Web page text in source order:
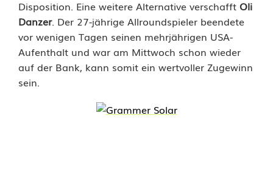
Disposition. Eine weitere Alternative verschafft Oli
Danzer. Der 27-jährige Allroundspieler beendete
vor wenigen Tagen seinen mehrjährigen USA-
Aufenthalt und war am Mittwoch schon wieder
auf der Bank, kann somit ein wertvoller Zugewinn
sein.